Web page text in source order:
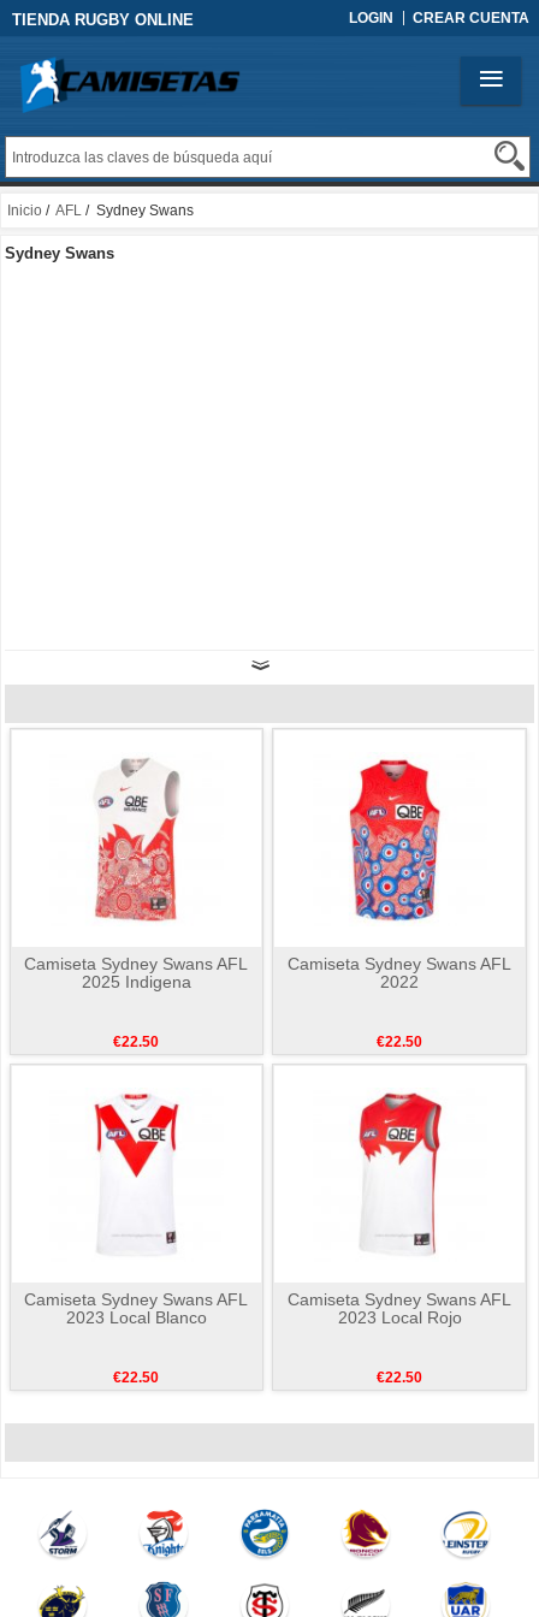
TIENDA RUGBY ONLINE LOGIN CREAR CUENTA
Inicio / AFL / Sydney Swans
Sydney Swans
Camiseta Sydney Swans AFL
2025 Indigena
€22.50
Camiseta Sydney Swans AFL
2022
€22.50
Camiseta Sydney Swans AFL
2023 Local Blanco
€22.50
Camiseta Sydney Swans AFL
2023 Local Rojo
€22.50